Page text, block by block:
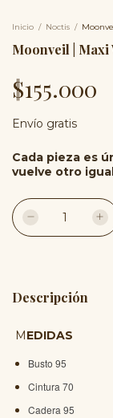
Inicio / Noctis /
Moonveil | Maxi
$155.000
Envío gratis
Cada pieza es
vuelve otro
Descripción
MEDIDAS
Busto 95
Cintura 70
Cadera 95